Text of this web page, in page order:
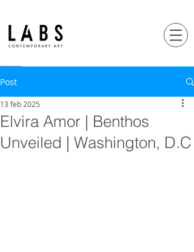
Post
Elvira Amor | Benthos
Unveiled | Washington, D.C
13 feb 2025